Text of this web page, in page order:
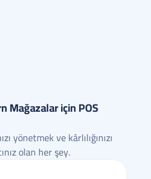
Mağazalar için POS
yönetmek ve kârlılığınızı
olan her şey.